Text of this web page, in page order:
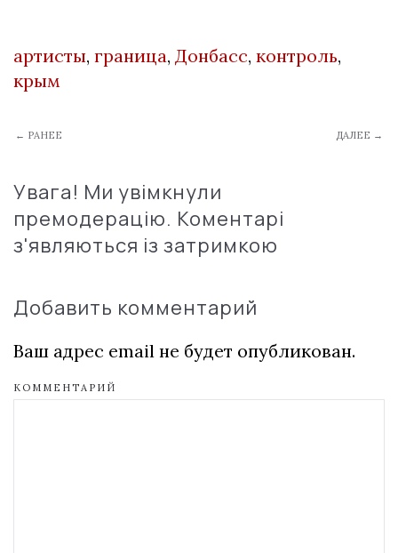
артисты, граница, Донбасс, контроль,
крым
← РАНЕЕ ДАЛЕЕ →
Увага! Ми увімкнули
премодерацію. Коментарі
з'являються із затримкою
Добавить комментарий
Ваш адрес email не будет опубликован.
КОММЕНТАРИЙ